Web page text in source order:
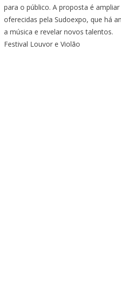
para o público. A proposta é
oferecidas pela Sudoexpo, que há
a música e revelar novos talentos.
Festival Louvor e Violão